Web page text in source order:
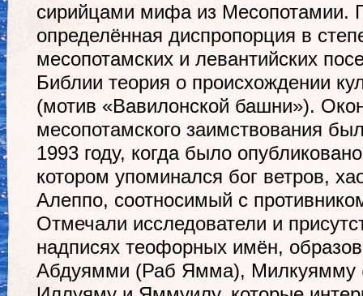
сирийцами мифа из Месопотамии.
определённая диспропорция в
месопотамских и левантийских
Библии теория о происхождении
(мотив «Вавилонской башни»).
месопотамского заимствования
1993 году, когда было
котором упоминался бог ветров,
Алеппо, соотносимый с
Отмечали исследователи и
надписях теофорных имён,
Абдуямми (Раб Ямма), Милкуямму